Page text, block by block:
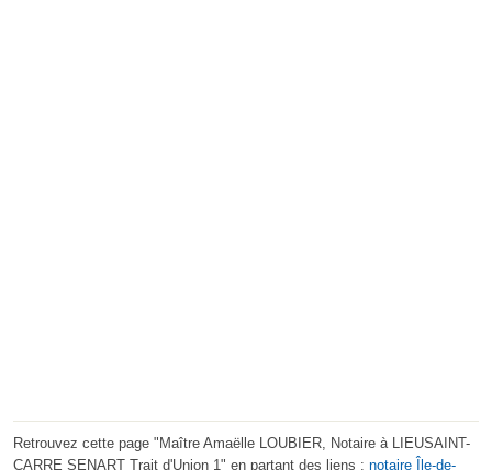
Retrouvez cette page "Maître Amaëlle LOUBIER, Notaire à LIEUSAINT-
CARRE SENART Trait d'Union 1" en partant des liens : notaire Île-de-